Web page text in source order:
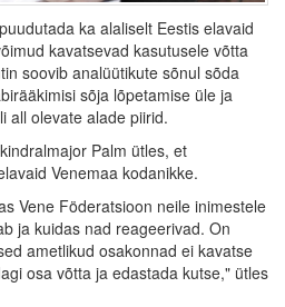
ka alaliselt Eestis elavaid
kavatsevad kasutusele võtta
soovib analüütikute sõnul sõda
sõja lõpetamise üle ja
all olevate alade piirid.
Palm ütles, et
Venemaa kodanikke.
Vene Föderatsioon neile inimestele
ja kuidas nad reageerivad. On
ametlikud osakonnad ei kavatse
osa võtta ja edastada kutse," ütles